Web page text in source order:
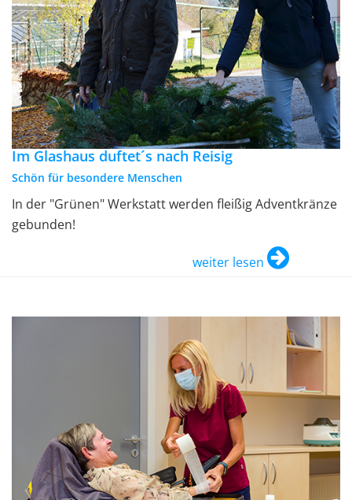
Im Glashaus duftet´s nach Reisig
Schön für besondere Menschen
In der "Grünen" Werkstatt werden fleißig Adventkränze
gebunden!
weiter lesen